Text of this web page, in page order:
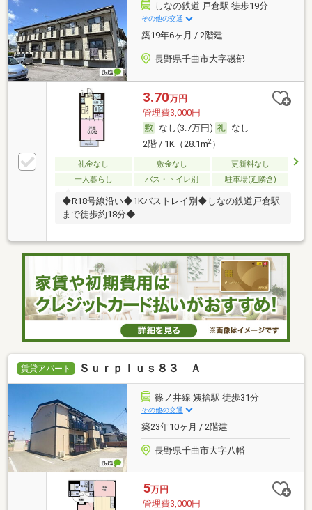
しなの鉄道 戸倉駅 徒歩19分
その他の交通
築19年6ヶ月 / 2階建
長野県千曲市大字磯部
3.70万円
管理費3,000円
なし(3.7万円)
なし
2階 / 1K（28.1m2）
礼金なし 敷金なし
更新料なし
一人暮らし
バス・トイレ別 駐車場(近隣含)
◆R18号線沿い◆1Kバストレイ別◆しなの鉄道戸倉駅
まで徒歩約18分◆
賃貸アパート Ｓｕｒｐｌｕｓ８３ Ａ
篠ノ井線 姨捨駅 徒歩31分
その他の交通
築23年10ヶ月 / 2階建
長野県千曲市大字八幡
5万円
管理費3,000円